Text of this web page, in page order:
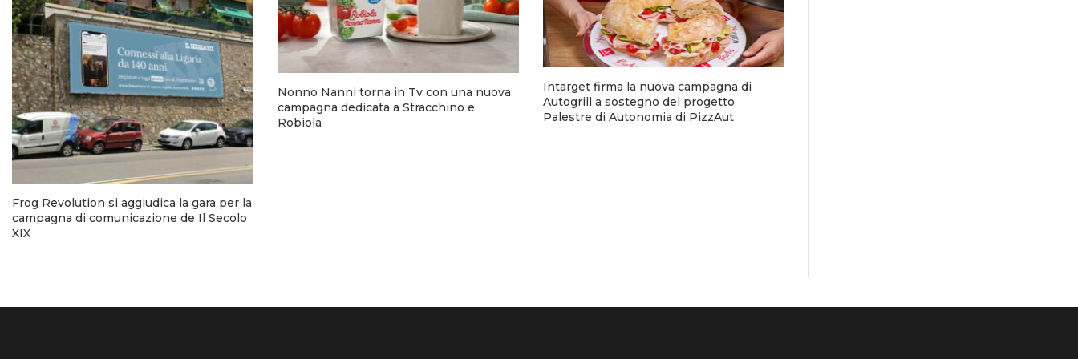
Frog Revolution si aggiudica la gara per la
campagna di comunicazione de Il Secolo
XIX
Nonno Nanni torna in Tv con una nuova
campagna dedicata a Stracchino e
Robiola
Intarget firma la nuova campagna di
Autogrill a sostegno del progetto
Palestre di Autonomia di PizzAut